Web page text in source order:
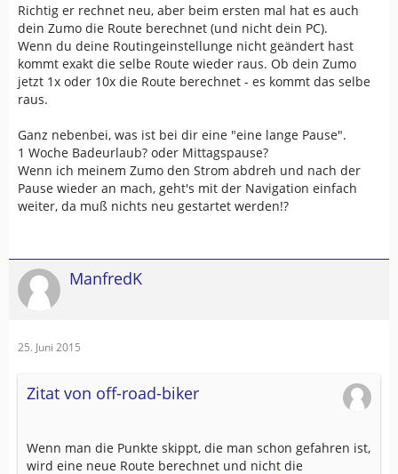
Richtig er rechnet neu, aber beim ersten mal hat es auch
dein Zumo die Route berechnet (und nicht dein PC).
Wenn du deine Routingeinstellunge nicht geändert hast
kommt exakt die selbe Route wieder raus. Ob dein Zumo
jetzt 1x oder 10x die Route berechnet - es kommt das selbe
raus.
Ganz nebenbei, was ist bei dir eine "eine lange Pause".
1 Woche Badeurlaub? oder Mittagspause?
Wenn ich meinem Zumo den Strom abdreh und nach der
Pause wieder an mach, geht's mit der Navigation einfach
weiter, da muß nichts neu gestartet werden!?
ManfredK
25. Juni 2015
Zitat von off-road-biker
Wenn man die Punkte skippt, die man schon gefahren ist,
wird eine neue Route berechnet und nicht die